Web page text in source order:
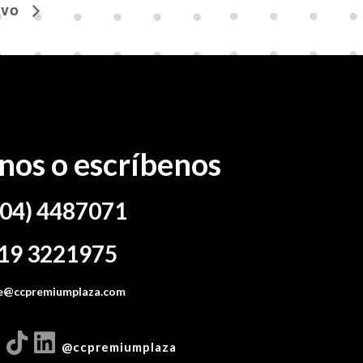
o escríbenos
4487071
3221975
@ccpremiumplaza